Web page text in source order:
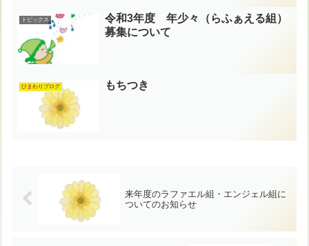
トピックス
令和3年度 年少々（らふぁえる組）
募集について
ひまわりブログ もちつき
来年度のラファエル組・エンジェル組に
ついてのお知らせ